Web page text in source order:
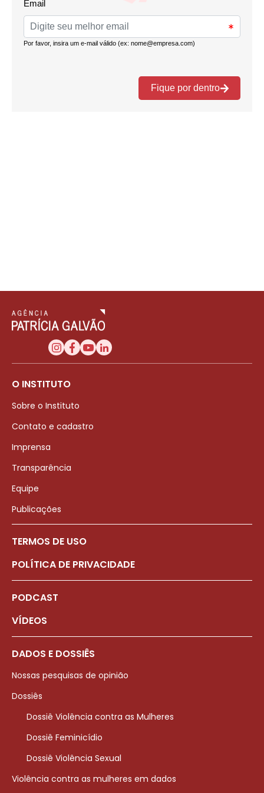
O INSTITUTO
Sobre o Instituto
Contato e cadastro
Imprensa
Transparência
Equipe
Publicações
TERMOS DE USO
POLÍTICA DE PRIVACIDADE
PODCAST
VÍDEOS
DADOS E DOSSIÊS
Nossas pesquisas de opinião
Dossiês
Dossiê Violência contra as Mulheres
Dossiê Feminicídio
Dossiê Violência Sexual
Violência contra as mulheres em dados